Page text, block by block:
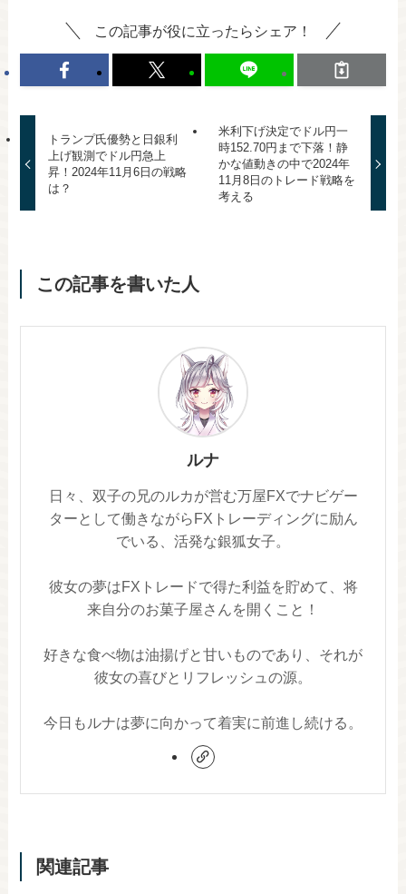
この記事が役に立ったらシェア！
トランプ氏優勢と日銀利
上げ観測でドル円急上
昇！2024年11月6日の戦略
は？
米利下げ決定でドル円一
時152.70円まで下落！静
かな値動きの中で2024年
11月8日のトレード戦略を
考える
この記事を書いた人
ルナ
日々、双子の兄のルカが営む万屋FXでナビゲー
ターとして働きながらFXトレーディングに励ん
でいる、活発な銀狐女子。
彼女の夢はFXトレードで得た利益を貯めて、将
来自分のお菓子屋さんを開くこと！
好きな食べ物は油揚げと甘いものであり、それが
彼女の喜びとリフレッシュの源。
今日もルナは夢に向かって着実に前進し続ける。
関連記事